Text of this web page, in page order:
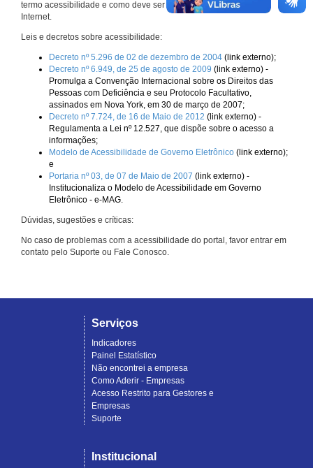
termo acessibilidade e como deve ser implementado nos sites da
Internet.
Leis e decretos sobre acessibilidade:
Decreto nº 5.296 de 02 de dezembro de 2004 (link externo);
Decreto nº 6.949, de 25 de agosto de 2009 (link externo) -
Promulga a Convenção Internacional sobre os Direitos das
Pessoas com Deficiência e seu Protocolo Facultativo,
assinados em Nova York, em 30 de março de 2007;
Decreto nº 7.724, de 16 de Maio de 2012 (link externo) -
Regulamenta a Lei nº 12.527, que dispõe sobre o acesso a
informações;
Modelo de Acessibilidade de Governo Eletrônico (link externo);
e
Portaria nº 03, de 07 de Maio de 2007 (link externo) -
Institucionaliza o Modelo de Acessibilidade em Governo
Eletrônico - e-MAG.
Dúvidas, sugestões e críticas:
No caso de problemas com a acessibilidade do portal, favor entrar em
contato pelo Suporte ou Fale Conosco.
Serviços
Indicadores
Painel Estatístico
Não encontrei a empresa
Como Aderir - Empresas
Acesso Restrito para Gestores e
Empresas
Suporte
Institucional